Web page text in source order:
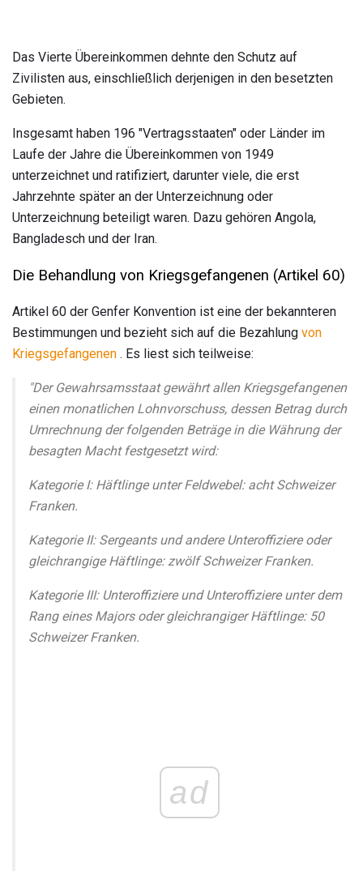
Das Vierte Übereinkommen dehnte den Schutz auf
Zivilisten aus, einschließlich derjenigen in den besetzten
Gebieten.
Insgesamt haben 196 "Vertragsstaaten" oder Länder im
Laufe der Jahre die Übereinkommen von 1949
unterzeichnet und ratifiziert, darunter viele, die erst
Jahrzehnte später an der Unterzeichnung oder
Unterzeichnung beteiligt waren. Dazu gehören Angola,
Bangladesch und der Iran.
Die Behandlung von Kriegsgefangenen (Artikel 60)
Artikel 60 der Genfer Konvention ist eine der bekannteren
Bestimmungen und bezieht sich auf die Bezahlung von
Kriegsgefangenen . Es liest sich teilweise:
"Der Gewahrsamsstaat gewährt allen Kriegsgefangenen
einen monatlichen Lohnvorschuss, dessen Betrag durch
Umrechnung der folgenden Beträge in die Währung der
besagten Macht festgesetzt wird:
Kategorie I: Häftlinge unter Feldwebel: acht Schweizer
Franken.
Kategorie II: Sergeants und andere Unteroffiziere oder
gleichrangige Häftlinge: zwölf Schweizer Franken.
Kategorie III: Unteroffiziere und Unteroffiziere unter dem
Rang eines Majors oder gleichrangiger Häftlinge: 50
Schweizer Franken.
ad